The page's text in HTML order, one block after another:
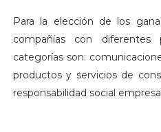
Para la elección de los
compañías con
categorías son:
productos y servicios de
responsabilidad social